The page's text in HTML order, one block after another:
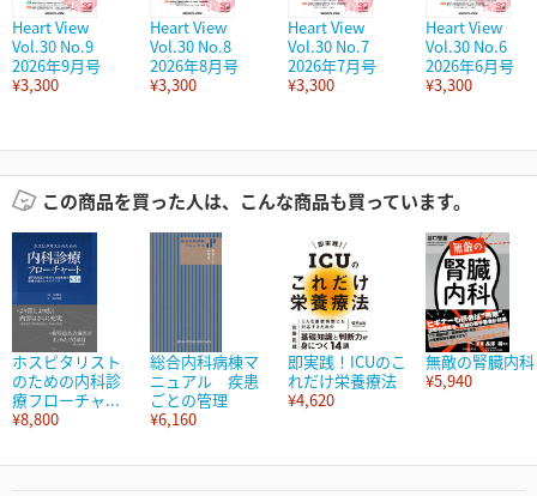
Heart View
Vol.30 No.9
2026年9月号
¥3,300
Heart View
Vol.30 No.8
2026年8月号
¥3,300
Heart View
Vol.30 No.7
2026年7月号
¥3,300
Heart View
Vol.30 No.6
2026年6月号
¥3,300
この商品を買った人は、こんな商品も買っています。
ホスピタリスト
のための内科診
療フローチャ...
¥8,800
総合内科病棟マ
ニュアル 疾患
ごとの管理
¥6,160
即実践！ICUのこ
れだけ栄養療法
¥4,620
無敵の腎臓内科
¥5,940